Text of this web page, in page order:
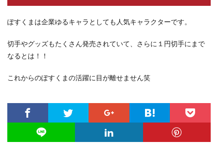
ぽすくまは企業ゆるキャラとしても人気キャラクターです。
切手やグッズもたくさん発売されていて、さらに１円切手にまで
なるとは！！
これからのぽすくまの活躍に目が離せません笑